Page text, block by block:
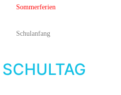
Sommerferien
Schulanfang